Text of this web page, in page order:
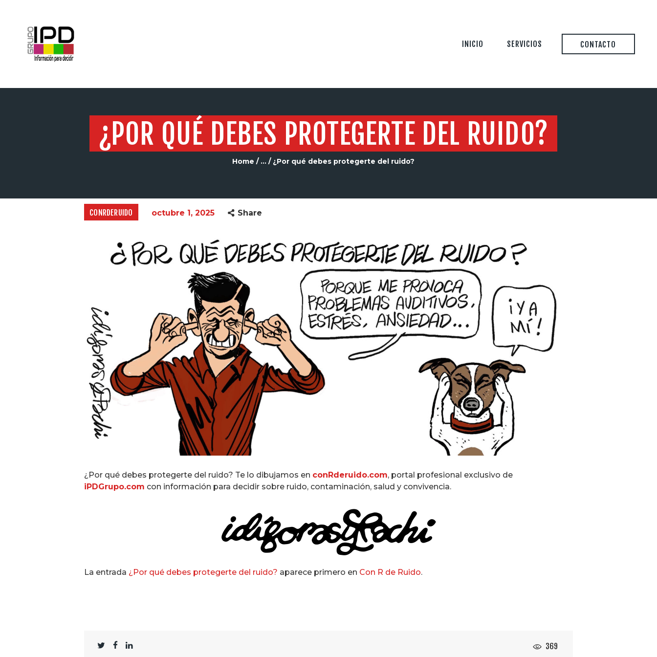
INICIO SERVICIOS CONTACTO
¿POR QUÉ DEBES PROTEGERTE DEL RUIDO?
Home ... ¿Por qué debes protegerte del ruido?
CONRDERUIDO octubre 1, 2025 Share
¿Por qué debes protegerte del ruido? Te lo dibujamos en conRderuido.com, portal profesional exclusivo de
iPDGrupo.com con información para decidir sobre ruido, contaminación, salud y convivencia.
La entrada ¿Por qué debes protegerte del ruido? aparece primero en Con R de Ruido.
369